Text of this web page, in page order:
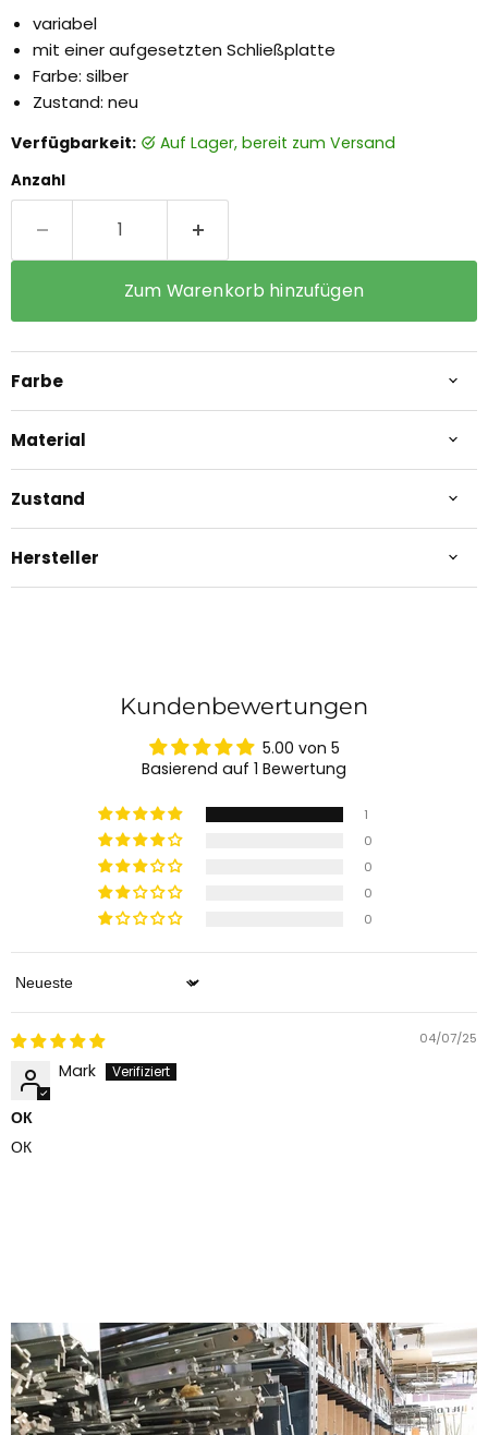
variabel
mit einer aufgesetzten Schließplatte
Farbe: silber
Zustand: neu
Verfügbarkeit: auf Lager, bereit zum Versand
Anzahl
Zum Warenkorb hinzufügen
Farbe
Material
Zustand
Hersteller
Kundenbewertungen
5.00 von 5
Basierend auf 1 Bewertung
1
0
0
0
0
Sort by
04/07/25
Mark
ОК
ОК